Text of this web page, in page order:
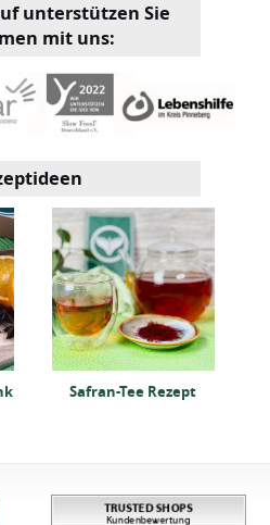
unterstützen Sie
mit uns:
Safran-Tee Rezept